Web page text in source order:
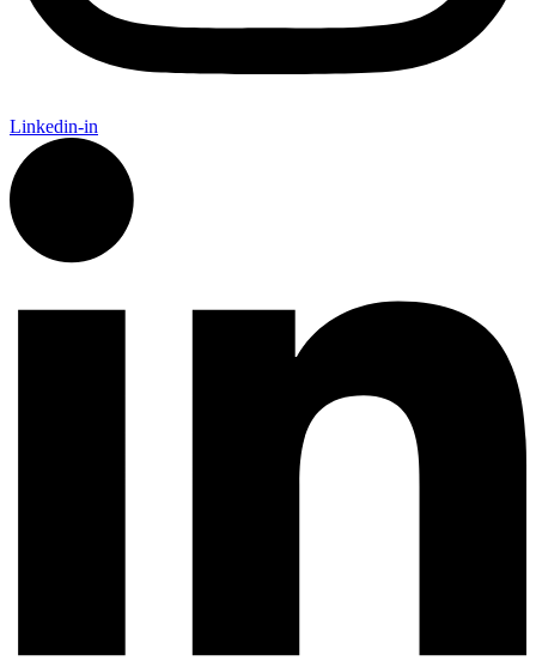
Linkedin-in